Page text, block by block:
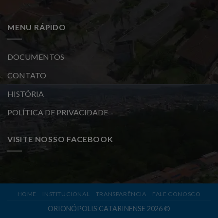
MENU RÁPIDO
DOCUMENTOS
CONTATO
HISTÓRIA
POLÍTICA DE PRIVACIDADE
VISITE NOSSO FACEBOOK
HOME INSTITUCIONAL TRANSPARÊNCIA FALE CONOSCO
ORIONÓPOLIS CATARINENSE 2026 ©